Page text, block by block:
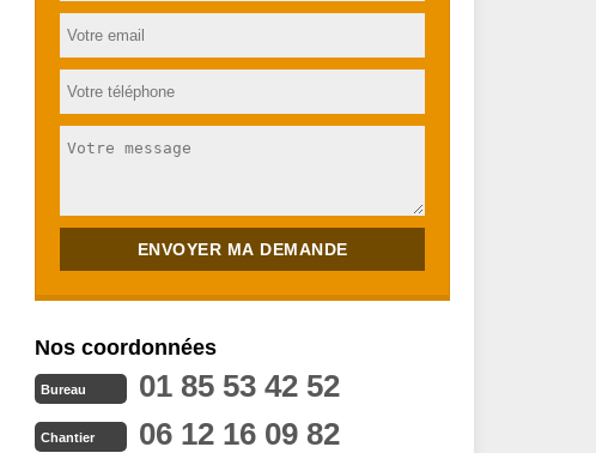
Nos coordonnées
Bureau 01 85 53 42 52
Chantier 06 12 16 09 82